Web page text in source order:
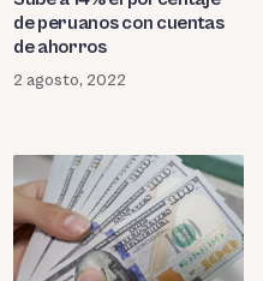
de peruanos con cuentas
de ahorros
2 agosto, 2022